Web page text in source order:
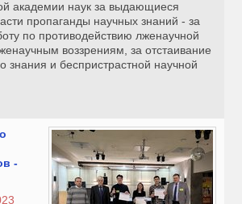
академии наук за выдающиеся
пропаганды научных знаний - за
по противодействию лженаучной
воззрениям, за отстаивание
знания и беспристрастной научной
-